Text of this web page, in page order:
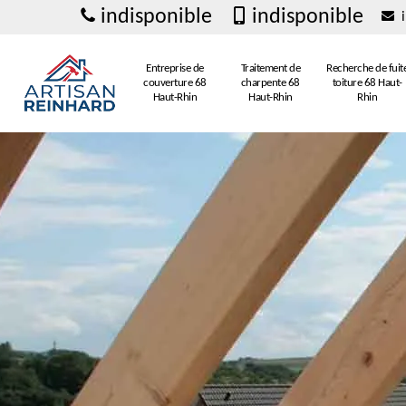
indisponible indisponible
Entreprise de
couverture 68
Haut-Rhin
Traitement de
charpente 68
Haut-Rhin
Recherche de
toiture 68 Haut-
Rhin